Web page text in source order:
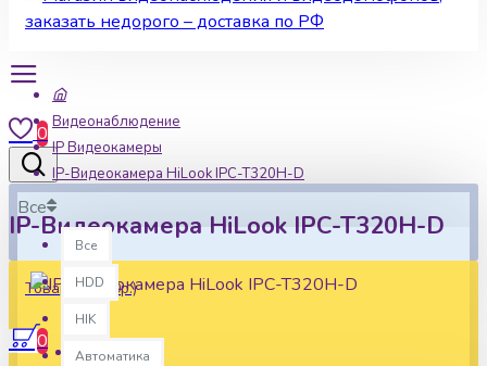
0
Все
Все
HDD
HIK
Автоматика
Товаров: 0 (0р.)
0
Видеонаблюдение
IP Видеокамеры
IP-Видеокамера HiLook IPC-T320H-D
IP-Видеокамера HiLook IPC-T320H-D